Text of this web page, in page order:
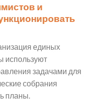
и
единых
используют
задачами для
собрания
планы.